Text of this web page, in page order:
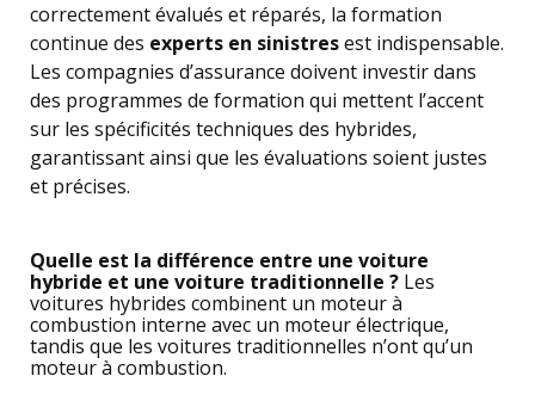
correctement évalués et réparés, la formation
continue des experts en sinistresest indispensable.
Les compagnies d’assurance doivent investir dans
des programmes de formation qui mettent l’accent
sur les spécificités techniques des hybrides,
garantissant ainsi que les évaluations soient justes
et précises.
Quelle est la différence entre une voiture
hybride et une voiture traditionnelle ? Les
voitures hybrides combinent un moteur à
combustion interne avec un moteur électrique,
tandis que les voitures traditionnelles n’ont qu’un
moteur à combustion.